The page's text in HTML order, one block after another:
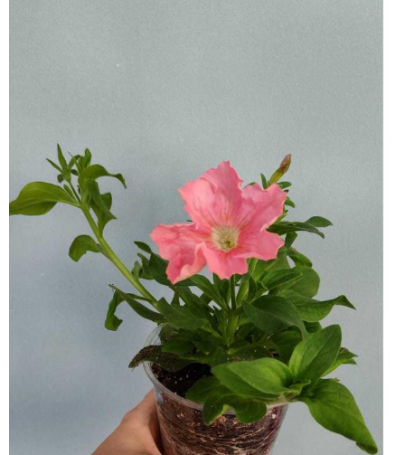
стаканы и начали отращивать бутоны, я перешла к
опрыскивая раз в 2-3 дня. Растения всего 10%
усваивают по листу, но и это неплохо.